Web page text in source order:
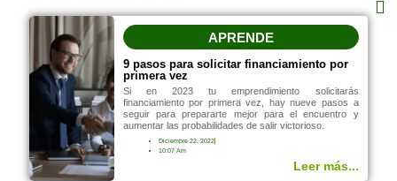
APRENDE
9 pasos para solicitar financiamiento por
primera vez
Si en 2023 tu emprendimiento solicitarás
financiamiento por primera vez, hay nueve pasos a
seguir para prepararte mejor para el encuentro y
aumentar las probabilidades de salir victorioso.
Diciembre 22, 2022
10:07 Am
Leer más...